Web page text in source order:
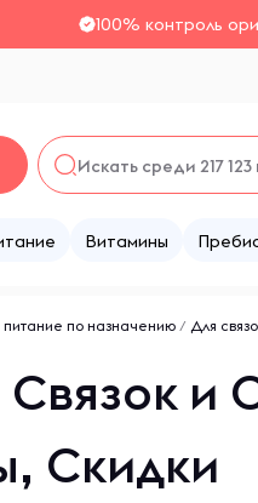
100% контроль
Витамины
питание по назначению / Для
и
Скидки